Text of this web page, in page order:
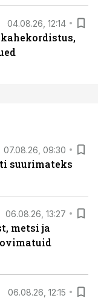
04.08.26, 12:14
07.08.26, 09:30
suurimateks
06.08.26, 13:27
metsi ja
06.08.26, 12:15